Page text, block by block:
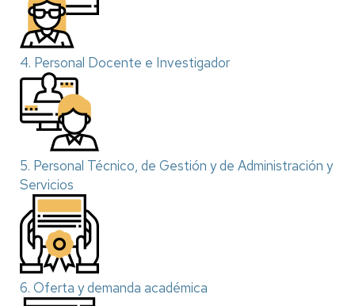
4. Personal Docente e Investigador
5. Personal Técnico, de Gestión y de Administración y
Servicios
6. Oferta y demanda académica